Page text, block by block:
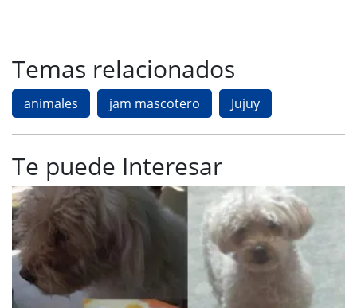
Temas relacionados
animales jam mascotero Jujuy
Te puede Interesar